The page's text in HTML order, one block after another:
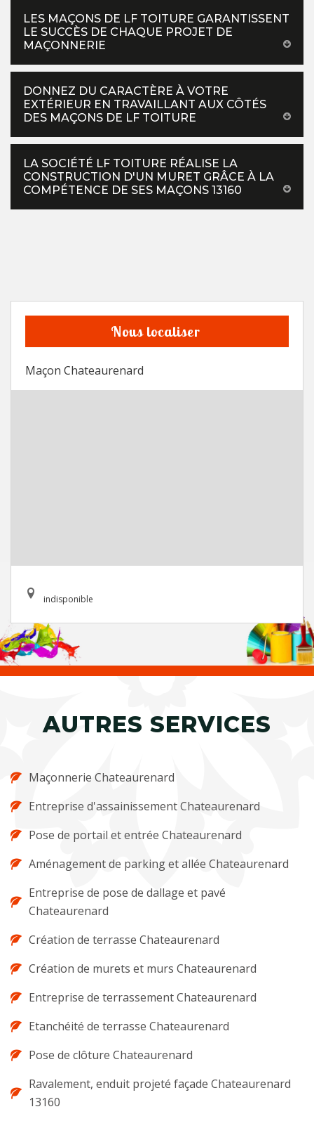
LES MAÇONS DE LF TOITURE GARANTISSENT
LE SUCCÈS DE CHAQUE PROJET DE
MAÇONNERIE
DONNEZ DU CARACTÈRE À VOTRE
EXTÉRIEUR EN TRAVAILLANT AUX CÔTÉS
DES MAÇONS DE LF TOITURE
LA SOCIÉTÉ LF TOITURE RÉALISE LA
CONSTRUCTION D'UN MURET GRÂCE À LA
COMPÉTENCE DE SES MAÇONS 13160
Nous localiser
Maçon Chateaurenard
indisponible
AUTRES SERVICES
Maçonnerie Chateaurenard
Entreprise d'assainissement Chateaurenard
Pose de portail et entrée Chateaurenard
Aménagement de parking et allée Chateaurenard
Entreprise de pose de dallage et pavé
Chateaurenard
Création de terrasse Chateaurenard
Création de murets et murs Chateaurenard
Entreprise de terrassement Chateaurenard
Etanchéité de terrasse Chateaurenard
Pose de clôture Chateaurenard
Ravalement, enduit projeté façade Chateaurenard
13160